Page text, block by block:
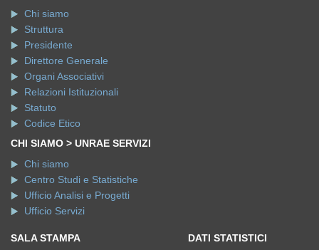
Chi siamo
Struttura
Presidente
Direttore Generale
Organi Associativi
Relazioni Istituzionali
Statuto
Codice Etico
CHI SIAMO > UNRAE SERVIZI
Chi siamo
Centro Studi e Statistiche
Ufficio Analisi e Progetti
Ufficio Servizi
SALA STAMPA
DATI STATISTICI